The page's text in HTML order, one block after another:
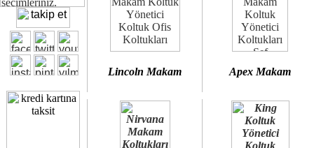
Ofisinizin dekorasyonunda ergonomi ve kaliteye önem
Çünkü sitemizde bulunan seçkin bürosit, goldsit ve modern
Size yakışan ofis koltuk tasarımına gelin birlikte karar verelim.
Kalite ve ergonomiyi arıyanların tercihi...Yılmaz Büro Mobilya
Lincoln Makam Apex Makam